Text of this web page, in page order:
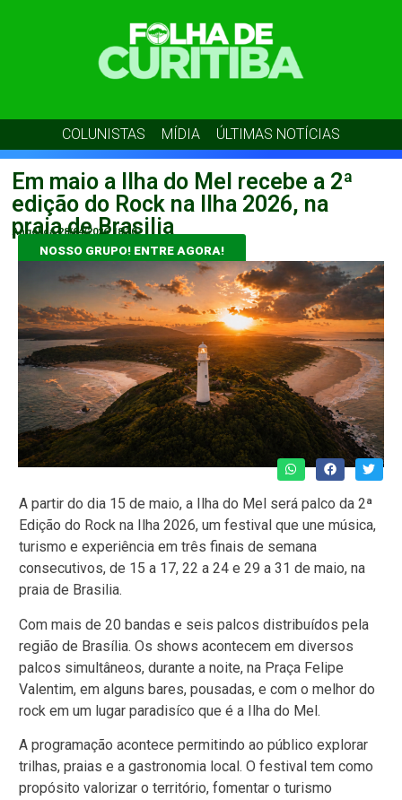
COLUNISTAS MÍDIA ÚLTIMAS NOTÍCIAS
Em maio a Ilha do Mel recebe a 2ª
edição do Rock na Ilha 2026, na
praia de Brasilia
Angélica 28/04/2026 18:30
NOSSO GRUPO! ENTRE AGORA!
A partir do dia 15 de maio, a Ilha do Mel será palco da 2ª
Edição do Rock na Ilha 2026, um festival que une música,
turismo e experiência em três finais de semana
consecutivos, de 15 a 17, 22 a 24 e 29 a 31 de maio, na
praia de Brasilia.
Com mais de 20 bandas e seis palcos distribuídos pela
região de Brasília. Os shows acontecem em diversos
palcos simultâneos, durante a noite, na Praça Felipe
Valentim, em alguns bares, pousadas, e com o melhor do
rock em um lugar paradisíco que é a Ilha do Mel.
A programação acontece permitindo ao público explorar
trilhas, praias e a gastronomia local. O festival tem como
propósito valorizar o território, fomentar o turismo